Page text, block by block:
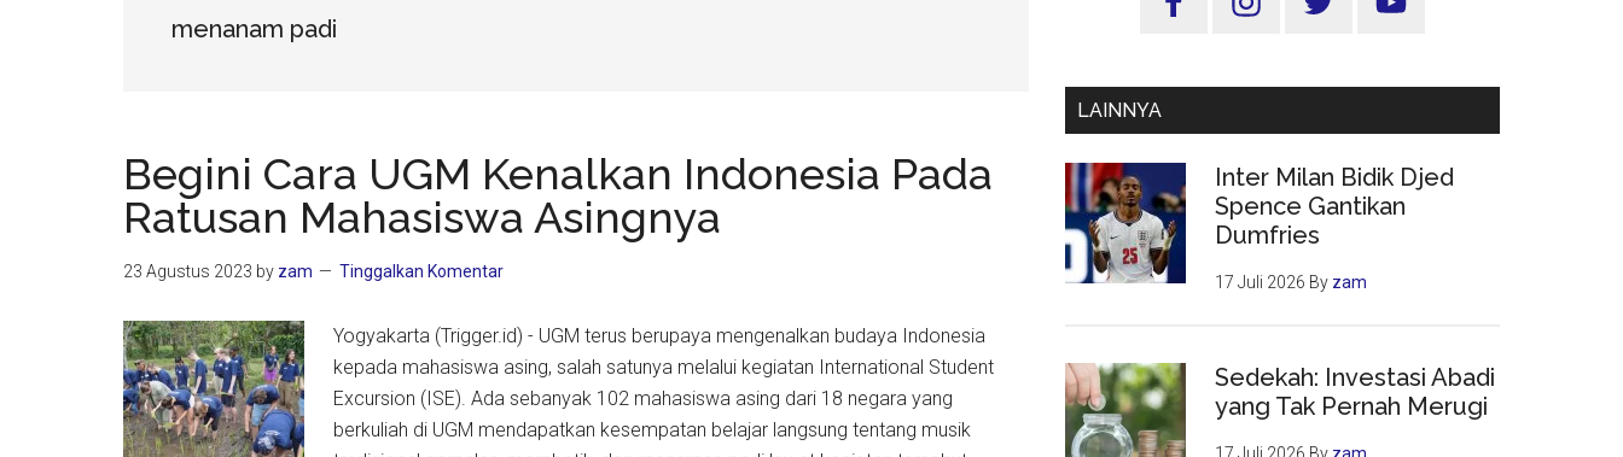
menanam padi
Begini Cara UGM Kenalkan Indonesia Pada
Ratusan Mahasiswa Asingnya
23 Agustus 2023 by zam Tinggalkan Komentar
Yogyakarta (Trigger.id) - UGM terus berupaya mengenalkan budaya Indonesia
kepada mahasiswa asing, salah satunya melalui kegiatan International Student
Excursion (ISE). Ada sebanyak 102 mahasiswa asing dari 18 negara yang
berkuliah di UGM mendapatkan kesempatan belajar langsung tentang musik
Utama
LAINNYA
Inter Milan Bidik Djed
Spence Gantikan
Dumfries
17 Juli 2026 By zam
Sedekah: Investasi Abadi
yang Tak Pernah Merugi